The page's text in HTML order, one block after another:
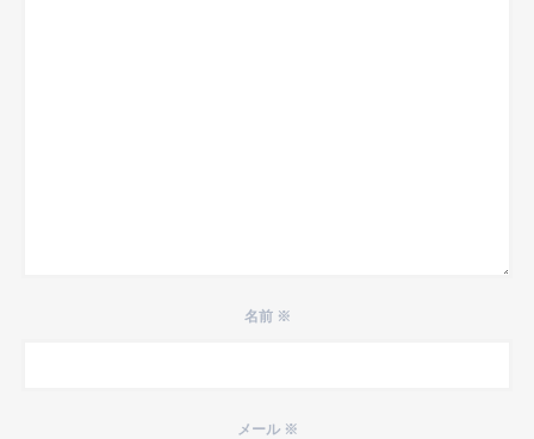
名前 ※
メール ※